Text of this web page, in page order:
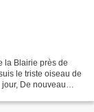
la Blairie près de
le triste oiseau de
De nouveau